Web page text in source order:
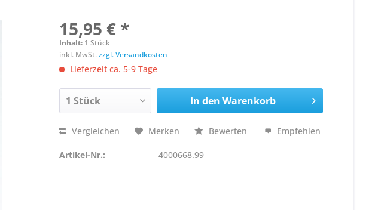
15,95 € *
Inhalt: 1 Stück
inkl. MwSt.zzgl. Versandkosten
Lieferzeit ca. 5-9 Tage
In den Warenkorb
Vergleichen Merken Bewerten Empfehlen
Artikel-Nr.: 4000668.99